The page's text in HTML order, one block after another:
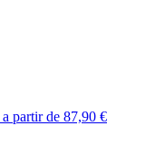
a partir de 87,90 €